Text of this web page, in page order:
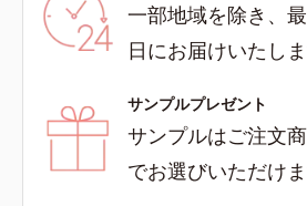
一部地域を除き、
日にお届けいたし
サンプルプレゼント
サンプルはご注文
でお選びいただけ